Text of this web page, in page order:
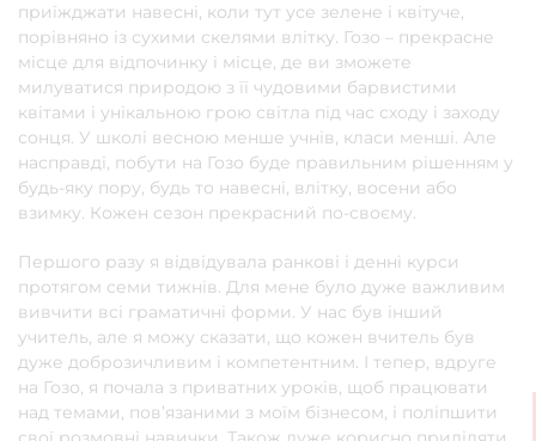
приїжджати навесні, коли тут усе зелене і квітуче,
порівняно із сухими скелями влітку. Гозо – прекрасне
місце для відпочинку і місце, де ви зможете
милуватися природою з її чудовими барвистими
квітами і унікальною грою світла під час сходу і заходу
сонця. У школі весною менше учнів, класи менші. Але
насправді, побути на Гозо буде правильним рішенням у
будь-яку пору, будь то навесні, влітку, восени або
взимку. Кожен сезон прекрасний по-своєму.
Першого разу я відвідувала ранкові і денні курси
протягом семи тижнів. Для мене було дуже важливим
вивчити всі граматичні форми. У нас був інший
учитель, але я можу сказати, що кожен вчитель був
дуже доброзичливим і компетентним. І тепер, вдруге
на Гозо, я почала з приватних уроків, щоб працювати
над темами, пов’язаними з моїм бізнесом, і поліпшити